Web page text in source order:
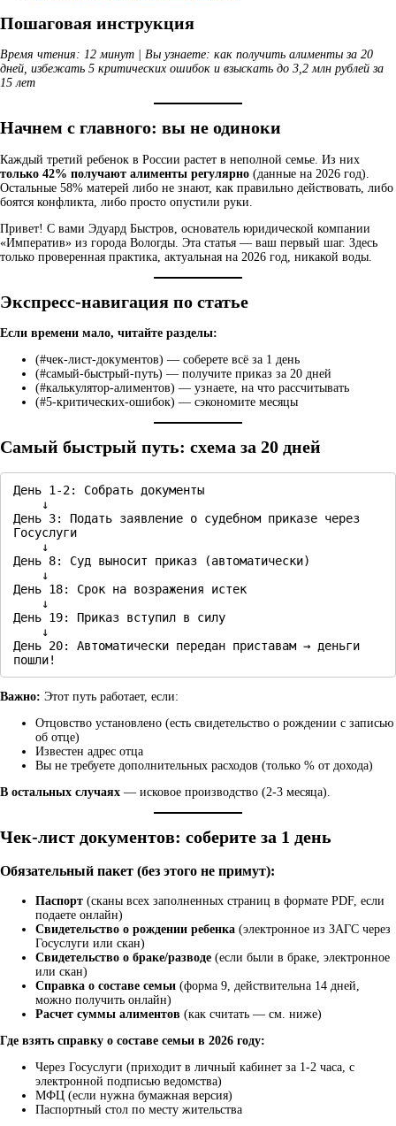
Пошаговая инструкция
Время чтения: 12 минут | Вы узнаете: как получить алименты за 20
дней, избежать 5 критических ошибок и взыскать до 3,2 млн рублей за
15 лет
Начнем с главного: вы не одиноки
Каждый третий ребенок в России растет в неполной семье. Из них
только 42% получают алименты регулярно (данные на 2026 год).
Остальные 58% матерей либо не знают, как правильно действовать, либо
боятся конфликта, либо просто опустили руки.
Привет! С вами Эдуард Быстров, основатель юридической компании
«Императив» из города Вологды. Эта статья — ваш первый шаг. Здесь
только проверенная практика, актуальная на 2026 год, никакой воды.
Экспресс-навигация по статье
Если времени мало, читайте разделы:
(#чек-лист-документов) — соберете всё за 1 день
(#самый-быстрый-путь) — получите приказ за 20 дней
(#калькулятор-алиментов) — узнаете, на что рассчитывать
(#5-критических-ошибок) — сэкономите месяцы
Самый быстрый путь: схема за 20 дней
День 1-2: Собрать документы
День 3: Подать заявление о судебном приказе через
Госуслуги
День 8: Суд выносит приказ (автоматически)
День 18: Срок на возражения истек
День 19: Приказ вступил в силу
День 20: Автоматически передан приставам → деньги
пошли!
Важно: Этот путь работает, если:
Отцовство установлено (есть свидетельство о рождении с записью
об отце)
Известен адрес отца
Вы не требуете дополнительных расходов (только % от дохода)
В остальных случаях — исковое производство (2-3 месяца).
Чек-лист документов: соберите за 1 день
Обязательный пакет (без этого не примут):
Паспорт (сканы всех заполненных страниц в формате PDF, если
подаете онлайн)
Свидетельство о рождении ребенка (электронное из ЗАГС через
Госуслуги или скан)
Свидетельство о браке/разводе (если были в браке, электронное
или скан)
Справка о составе семьи (форма 9, действительна 14 дней,
можно получить онлайн)
Расчет суммы алиментов (как считать — см. ниже)
Где взять справку о составе семьи в 2026 году:
Через Госуслуги (приходит в личный кабинет за 1-2 часа, с
электронной подписью ведомства)
МФЦ (если нужна бумажная версия)
Паспортный стол по месту жительства